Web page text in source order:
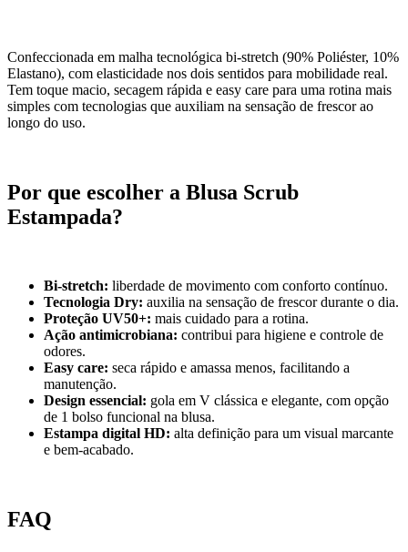
Confeccionada em malha tecnológica bi-stretch (90% Poliéster, 10%
Elastano), com elasticidade nos dois sentidos para mobilidade real.
Tem toque macio, secagem rápida e easy care para uma rotina mais
simples com tecnologias que auxiliam na sensação de frescor ao
longo do uso.
Por que escolher a Blusa Scrub
Estampada?
Bi-stretch: liberdade de movimento com conforto contínuo.
Tecnologia Dry: auxilia na sensação de frescor durante o dia.
Proteção UV50+: mais cuidado para a rotina.
Ação antimicrobiana: contribui para higiene e controle de
odores.
Easy care: seca rápido e amassa menos, facilitando a
manutenção.
Design essencial: gola em V clássica e elegante, com opção
de 1 bolso funcional na blusa.
Estampa digital HD: alta definição para um visual marcante
e bem-acabado.
FAQ